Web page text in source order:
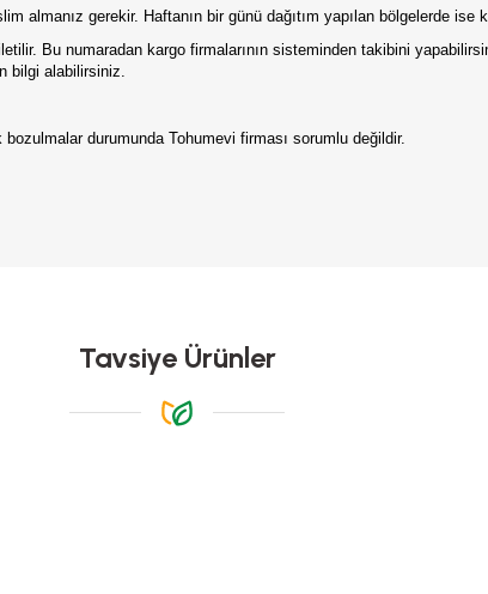
almanız gerekir. Haftanın bir günü dağıtım yapılan bölgelerde ise
Bu numaradan kargo firmalarının sisteminden takibini
bilgi alabilirsiniz.
durumunda Tohumevi firması sorumlu değildir.
Tavsiye Ürünler